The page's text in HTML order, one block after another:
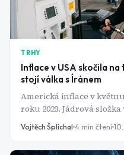
TRHY
Inflace v USA skočila
stojí válka s Íránem
Americká inflace v
roku 2023. Jádrová
se ocitl v pasti: zpomalit,
Vojtěch Šplíchal 4 min čtení